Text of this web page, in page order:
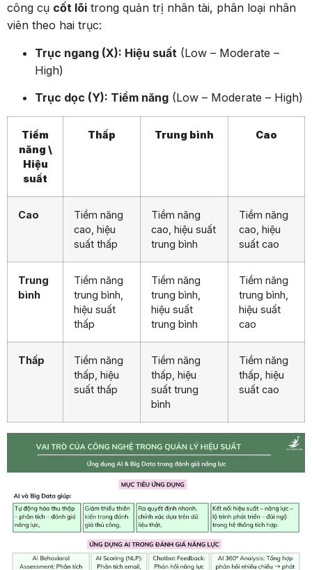
công cụ cốt lõi trong quản trị nhân tài, phân loại nhân
viên theo hai trục:
Trục ngang (X): Hiệu suất (Low – Moderate –
High)
Trục dọc (Y): Tiềm năng (Low – Moderate – High)
Tiềm
năng \
Hiệu
suất
Thấp Trung bình Cao
Cao
Tiềm năng
cao, hiệu
suất thấp
Tiềm năng
cao, hiệu suất
trung bình
Tiềm năng
cao, hiệu
suất cao
Trung
bình
Tiềm năng
trung bình,
hiệu suất
thấp
Tiềm năng
trung bình,
hiệu suất
trung bình
Tiềm năng
trung bình,
hiệu suất
cao
Thấp
Tiềm năng
thấp, hiệu
suất thấp
Tiềm năng
thấp, hiệu
suất trung
bình
Tiềm năng
thấp, hiệu
suất cao